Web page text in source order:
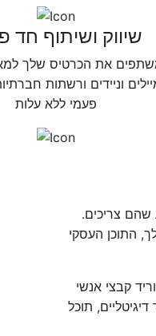
שיווק ושיתוף חד
את הכרטיס שלך
וניידים ורשתות
פעמי ללא עלות
שהם צריכים.
התוכן העסקי
קבצי אנשי
תוכל